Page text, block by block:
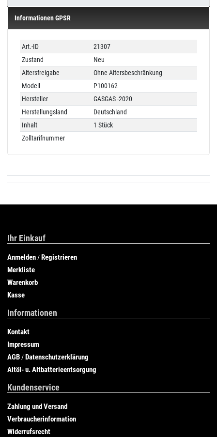
Informationen GPSR
Technisches
Merkmal
Wert
Art.-ID
21307
Zustand
Neu
Altersfreigabe
Ohne Altersbeschränkung
Modell
P100162
Hersteller
GASGAS -2020
Herstellungsland
Deutschland
Inhalt
1 Stück
Zolltarifnummer
Ihr Einkauf
Anmelden /Registrieren
Merkliste
Warenkorb
Kasse
Informationen
Kontakt
Impressum
AGB /Datenschutzerklärung
Altöl- u. Altbatterieentsorgung
Kundenservice
Zahlung und Versand
Verbraucherinformation
Widerrufsrecht